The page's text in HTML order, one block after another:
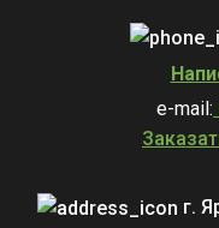
e-mail:
г.